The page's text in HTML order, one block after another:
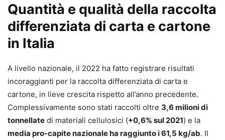
Quantità e qualità della raccolta
differenziata di carta e cartone
in Italia
A livello nazionale, il 2022 ha fatto registrare risultati
incoraggianti per la raccolta differenziata di carta e
cartone, in lieve crescita rispetto all’anno precedente.
Complessivamente sono stati raccolti oltre 3,6 milioni di
tonnellate di materiali cellulosici (+0,6% sul 2021) e la
media pro-capite nazionale ha raggiunto i 61,5 kg/ab. Il